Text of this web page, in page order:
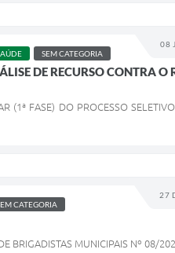
08
SEM CATEGORIA
DE RECURSO CONTRA O
(1ª FASE) DO PROCESSO
27
CATEGORIA
BRIGADISTAS MUNICIPAIS Nº 08/